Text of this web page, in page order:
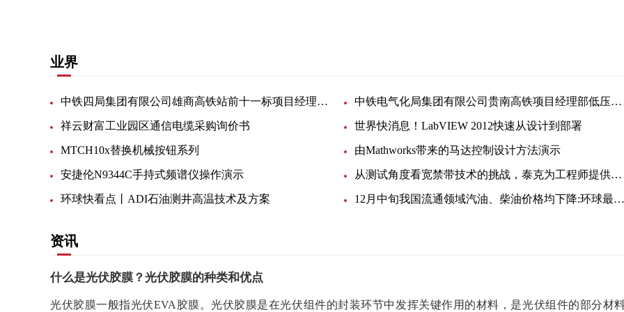
业界
中铁四局集团有限公司雄商高铁站前十一标项目经理部一分部电缆线采购询价书:全球简讯 中铁电气化局集团有限公司贵南高铁项目经理部低压电缆头询价采购
祥云财富工业园区通信电缆采购询价书 世界快消息！LabVIEW 2012快速从设计到部署
MTCH10x替换机械按钮系列 由Mathworks带来的马达控制设计方法演示
安捷伦N9344C手持式频谱仪操作演示 从测试角度看宽禁带技术的挑战，泰克为工程师提供简化工具
环球快看点丨ADI石油测井高温技术及方案 12月中旬我国流通领域汽油、柴油价格均下降:环球最资讯
资讯
什么是光伏胶膜？光伏胶膜的种类和优点
光伏胶膜一般指光伏EVA胶膜。光伏胶膜是在光伏组件的封装环节中发挥关键作用的材料，是光伏组件的部分材